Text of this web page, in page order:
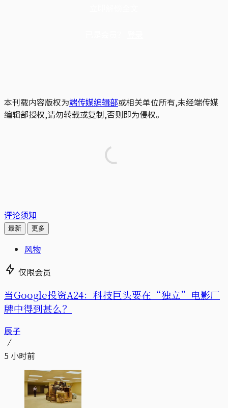
本刊载内容版权为端传媒编辑部或相关单位所有,未经端传媒
编辑部授权,请勿转载或复制,否则即为侵权。
评论须知
最新 更多
风物
仅限会员
当Google投资A24：科技巨头要在“独立”电影厂
牌中得到甚么？
辰子
5 小时前